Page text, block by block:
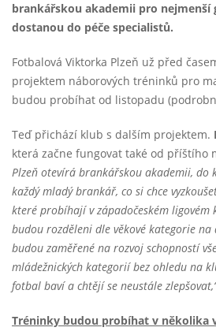
brankářskou akademii pro nejmenší
dostanou do péče specialistů.
Fotbalová Viktorka Plzeň už před
projektem náborových tréninků pro
budou probíhat od listopadu
Teď přichází klub s dalším projektem.
která začne fungovat také od příštího
Plzeň otevírá brankářskou akademii, do
každý mladý brankář, co si chce
které probíhají v západočeském ligovém
budou rozděleni dle věkové kategorie na
budou zaměřené na rozvoj schopností
mládežnických kategorií bez ohledu na
fotbal baví a chtějí se neustále
Tréninky budou probíhat v několika